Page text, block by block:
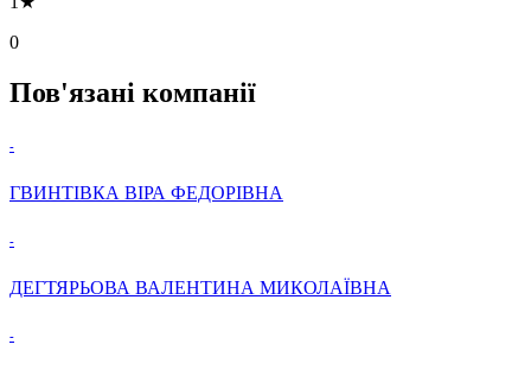
0
Пов'язані компанії
-
ГВИНТІВКА ВІРА ФЕДОРІВНА
-
ДЕГТЯРЬОВА ВАЛЕНТИНА МИКОЛАЇВНА
-